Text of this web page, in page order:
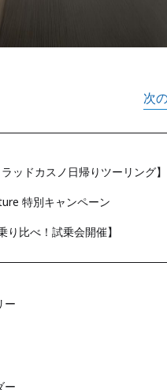
次
ッドカスノ日帰りツーリング】
特別キャンペーン
り比べ！試乗会開催】
ー
ー